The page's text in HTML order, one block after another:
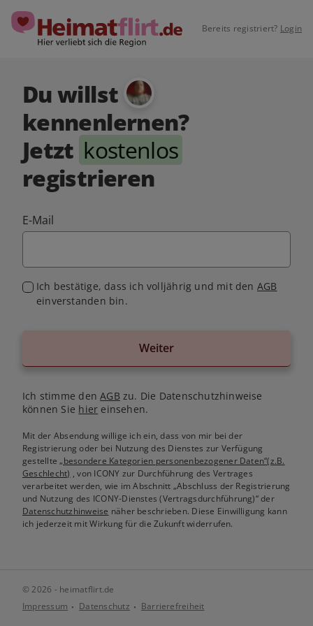
Bereits registriert? Login
Du willst
kennenlernen?
Jetzt kostenlos
registrieren
E-Mail
Ich bestätige, dass ich volljährig und mit den AGB
einverstanden bin.
Weiter
Ich stimme denAGB zu. Die Datenschutzhinweise
können Sie hier einsehen.
Mit der Absendung willige ich ein, dass von mir bei der
Registrierung oder bei Nutzung des Dienstes zur Verfügung
gestellte„besondere Kategorien personenbezogener Daten“(z.B.
Geschlecht) , von ICONY zur Durchführung des Vertrages
verarbeitet werden, wie im Abschnitt „Abschluss der Registrierung
und Nutzung des ICONY-Dienstes (Vertragsdurchführung)“ der
Datenschutzhinweise näher beschrieben. Diese Einwilligung kann
ich jederzeit mit Wirkung für die Zukunft widerrufen.
© 2026 - heimatflirt.de
Impressum
Datenschutz Barrierefreiheit